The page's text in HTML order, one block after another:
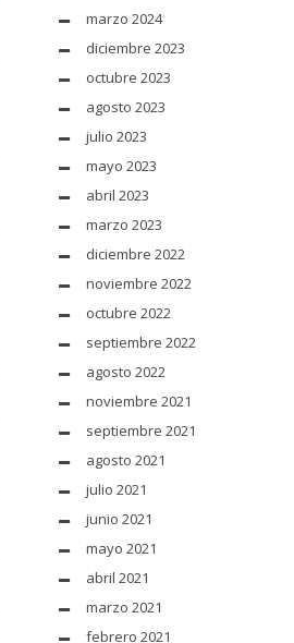
marzo 2024
diciembre 2023
octubre 2023
agosto 2023
julio 2023
mayo 2023
abril 2023
marzo 2023
diciembre 2022
noviembre 2022
octubre 2022
septiembre 2022
agosto 2022
noviembre 2021
septiembre 2021
agosto 2021
julio 2021
junio 2021
mayo 2021
abril 2021
marzo 2021
febrero 2021